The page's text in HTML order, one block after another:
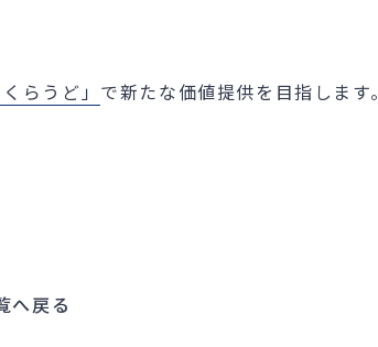
らうど」 で新たな価値提供を目指します。
へ戻る